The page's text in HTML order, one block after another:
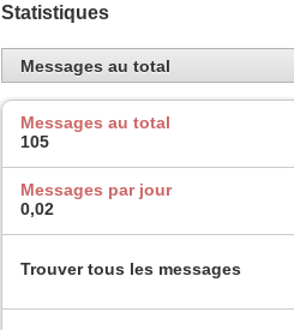
Statistiques
Messages au total
Messages au total
105
Messages par jour
0,02
Trouver tous les messages